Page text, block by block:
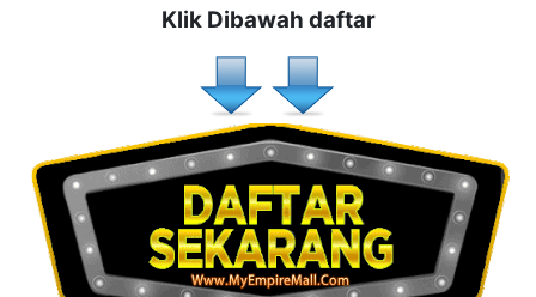
Klik Dibawah daftar